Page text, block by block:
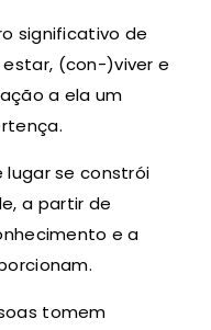
significativo de
(con-)viver e
a ela um
lugar se constrói
a partir de
e a
tomem